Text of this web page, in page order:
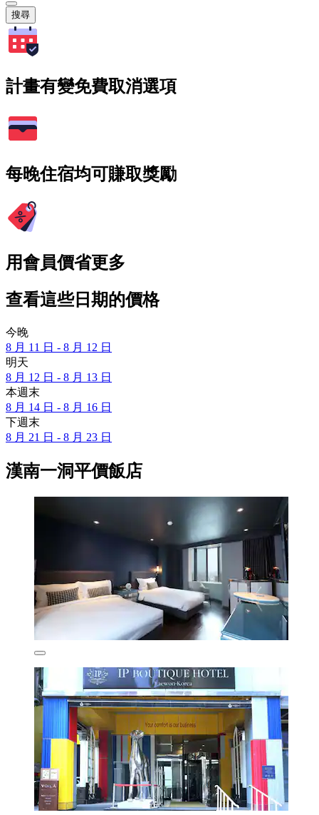
搜尋
計畫有變免費取消選項
每晚住宿均可賺取獎勵
用會員價省更多
查看這些日期的價格
今晚
8 月 11 日 - 8 月 12 日
明天
8 月 12 日 - 8 月 13 日
本週末
8 月 14 日 - 8 月 16 日
下週末
8 月 21 日 - 8 月 23 日
漢南一洞平價飯店